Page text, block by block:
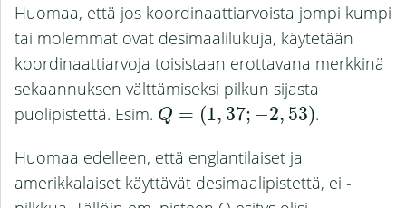
Huomaa, että jos koordinaattiarvoista jompi kumpi
tai molemmat ovat desimaalilukuja, käytetään
koordinaattiarvoja toisistaan erottavana merkkinä
sekaannuksen välttämiseksi pilkun sijasta
puolipistettä. Esim. Q = (1, 37; −2, 53)
Q= (1 37;−2,53)
.
Huomaa edelleen, että englantilaiset ja
amerikkalaiset käyttävät desimaalipistettä, ei -